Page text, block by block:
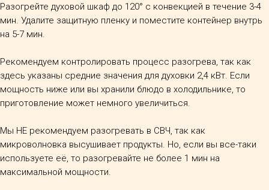
Разогрейте духовой шкаф до 120° с конвекцией в течение 3-4
мин. Удалите защитную пленку и поместите контейнер внутрь
на 5-7 мин.
Рекомендуем контролировать процесс разогрева, так как
здесь указаны средние значения для духовки 2,4 кВт. Если
мощность ниже или вы хранили блюдо в холодильнике, то
приготовление может немного увеличиться.
Мы НЕ рекомендуем разогревать в СВЧ, так как
микроволновка высушивает продукты. Но, если вы все-таки
используете её, то разогревайте не более 1 мин на
максимальной мощности.